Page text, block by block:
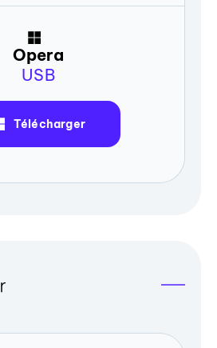
Opera
USB
Télécharger